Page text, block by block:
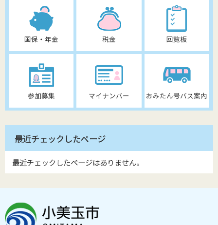
国保・年金 税金 回覧板
参加募集 マイナンバー おみたん号バス案内
最近チェックしたページ
最近チェックしたページはありません。